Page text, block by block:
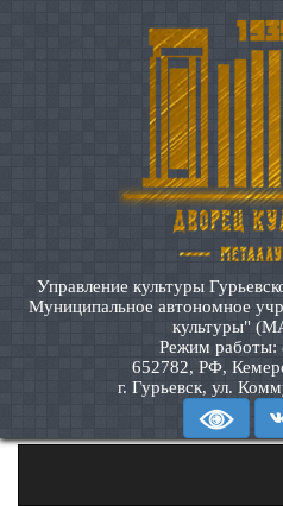
Управление культуры
Муниципальное автономное
культуры"
Режим работы:
652782, РФ,
г. Гурьевск, ул.